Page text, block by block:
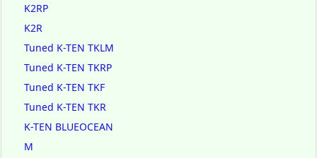
K2RP
K2R
Tuned K-TEN TKLM
Tuned K-TEN TKRP
Tuned K-TEN TKF
Tuned K-TEN TKR
K-TEN BLUEOCEAN
M